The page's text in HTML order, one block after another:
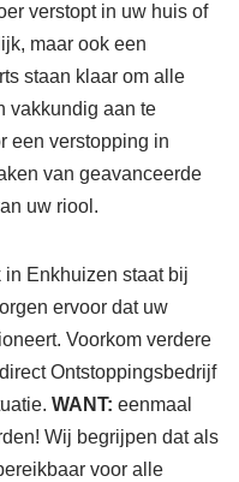
verstopt in uw huis of
maar ook een
staan klaar om alle
vakkundig aan te
een verstopping in
van geavanceerde
uw riool.
in Enkhuizen staat bij
ervoor dat uw
Voorkom verdere
Ontstoppingsbedrijf
WANT: eenmaal
Wij begrijpen dat als
voor alle